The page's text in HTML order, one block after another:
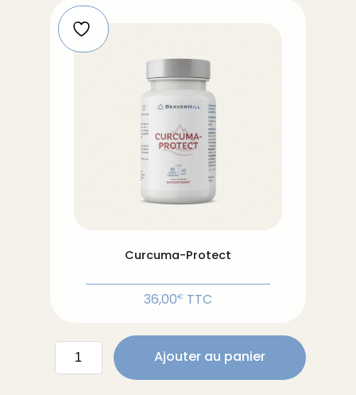
Curcuma-Protect
36,00€ TTC
quantité
Ajouter au panier